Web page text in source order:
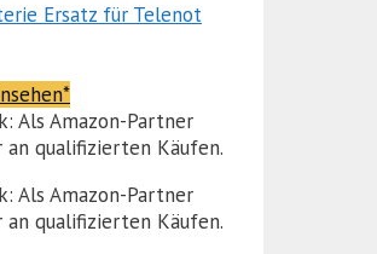
Ersatz für Telenot
Als Amazon-Partner
qualifizierten Käufen.
Als Amazon-Partner
qualifizierten Käufen.